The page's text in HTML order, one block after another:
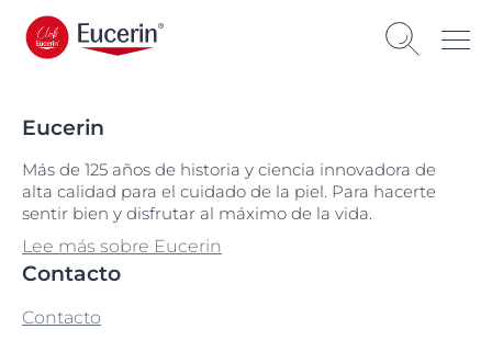
Eucerin
Más de 125 años de historia y ciencia innovadora de
alta calidad para el cuidado de la piel. Para hacerte
sentir bien y disfrutar al máximo de la vida.
Lee más sobre Eucerin
Contacto
Contacto